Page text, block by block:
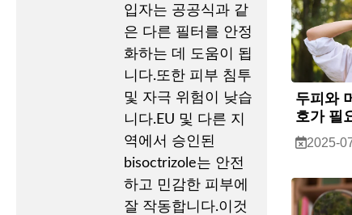
입자는 공공식과 같
은 다른 필터를 안정
화하는 데 도움이 됩
니다.또한 피부 침투
및 자극 위험이 낮습
니다.EU 및 다른 지
역에서 승인된
bisoctrizole는 안전
하고 민감한 피부에
잘 작동합니다.이것
두피와
호가 필
2025-